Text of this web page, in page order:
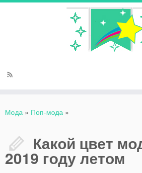
Мода » Поп-мода »
Какой цвет
2019 году летом